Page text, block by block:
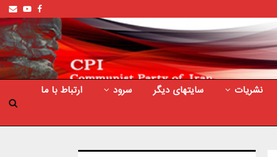
Facebook
نشریات سایتهای دیگر سرود
ارتباط با ما